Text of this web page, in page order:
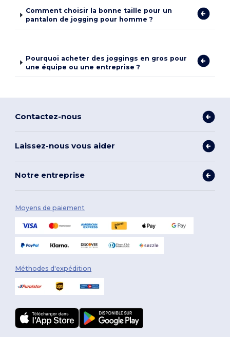
Comment choisir la bonne taille pour un
pantalon de jogging pour homme ?
Pourquoi acheter des joggings en gros pour
une équipe ou une entreprise ?
Contactez-nous
Laissez-nous vous aider
Notre entreprise
Moyens de paiement
Méthodes d'expédition